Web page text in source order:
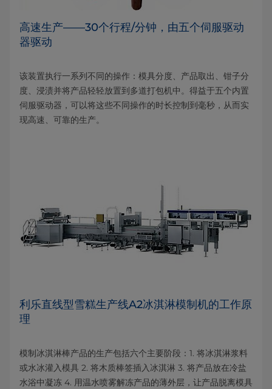
高速生产——30个行程/分钟，由五个伺服驱动
器驱动
该装置执行一系列不同的操作：模具分度、产品取出、钳子分
度、浸渍并将产品轻轻放置到多道打包机中。得益于五个内置
伺服驱动器，可以将这些不同操作的时长控制到毫秒，从而实
现高速、可靠的生产。
利乐直线型雪糕生产线A2冰淇淋模制机的工作原
理
模制冰淇淋棒产品的生产包括六个主要阶段：1. 将冰淇淋浆料
或水冰灌入模具 2. 将木质棒签插入冰淇淋 3. 将产品放在冷盐
水浴中凝冻 4. 用温水喷雾解冻产品的薄外层，让产品脱离模具